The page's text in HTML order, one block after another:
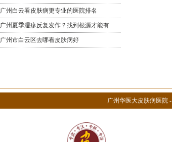
广州白云看皮肤病更专业的医院排名
广州夏季湿疹反复发作？找到根源才能有
广州市白云区去哪看皮肤病好
广州华医大皮肤病医院-